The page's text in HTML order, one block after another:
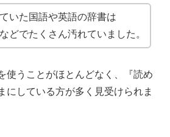
いた国語や英語の辞書は
どでたくさん汚れていました。
使うことがほとんどなく、『読め
にしている方が多く見受けられま